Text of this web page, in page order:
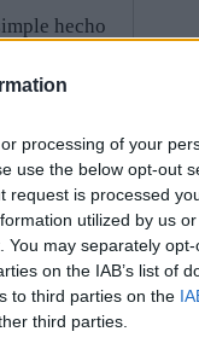
processing of your
use the below opt-out
request is processed
utilized by us
may separately
on the IAB’s list of
to third parties on the
third parties.
hecho
llevan dos
a la
la
en un
es
cada
sus
y